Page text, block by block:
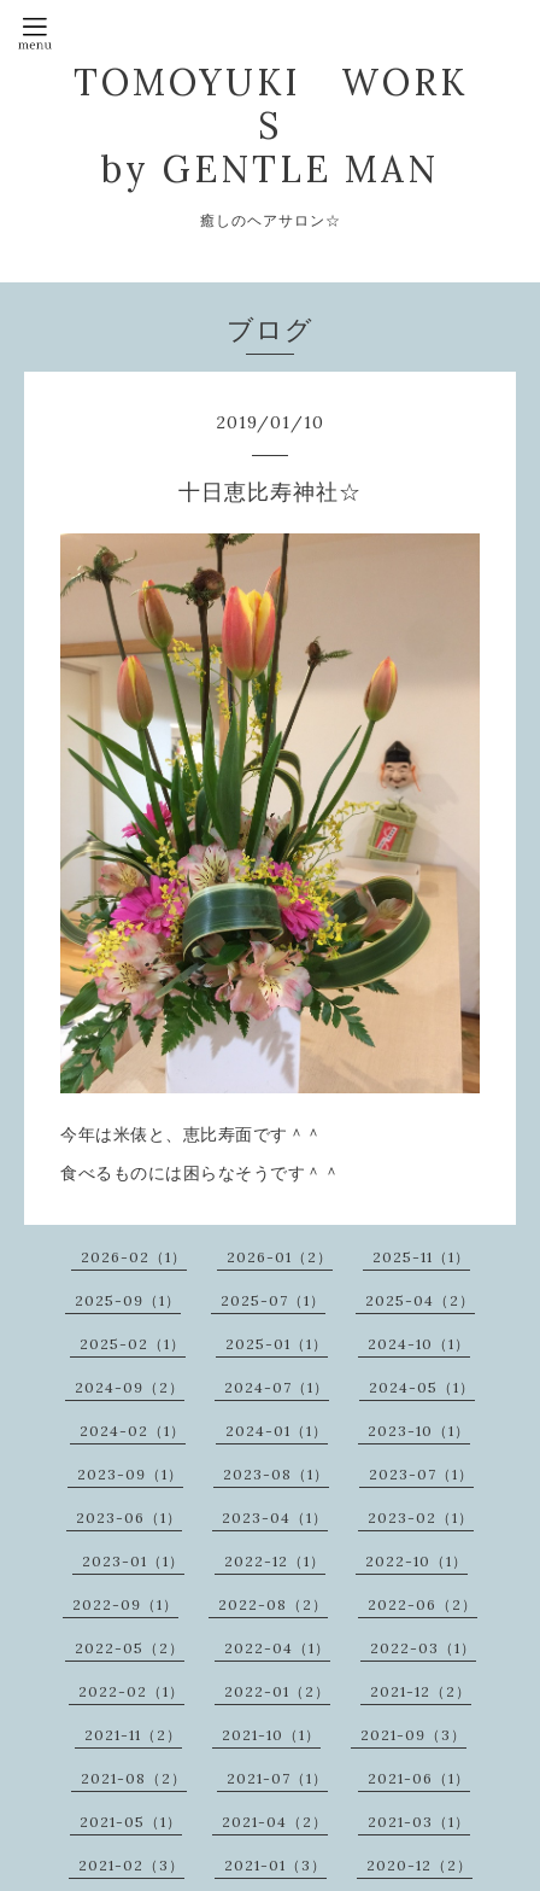
TOMOYUKI WORK
S
by GENTLE MAN
癒しのヘアサロン☆
ブログ
2019/01/10
十日恵比寿神社☆
今年は米俵と、恵比寿面です＾＾
食べるものには困らなそうです＾＾
2026-02（1） 2026-01（2） 2025-11（1）
2025-09（1） 2025-07（1） 2025-04（2）
2025-02（1） 2025-01（1） 2024-10（1）
2024-09（2） 2024-07（1） 2024-05（1）
2024-02（1） 2024-01（1） 2023-10（1）
2023-09（1） 2023-08（1） 2023-07（1）
2023-06（1） 2023-04（1） 2023-02（1）
2023-01（1） 2022-12（1） 2022-10（1）
2022-09（1） 2022-08（2） 2022-06（2）
2022-05（2） 2022-04（1） 2022-03（1）
2022-02（1） 2022-01（2） 2021-12（2）
2021-11（2） 2021-10（1） 2021-09（3）
2021-08（2） 2021-07（1） 2021-06（1）
2021-05（1） 2021-04（2） 2021-03（1）
2021-02（3） 2021-01（3） 2020-12（2）